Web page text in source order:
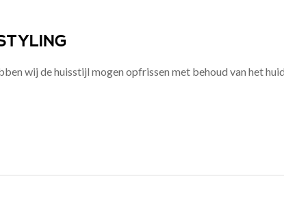
wij de huisstijl mogen opfrissen met behoud van het